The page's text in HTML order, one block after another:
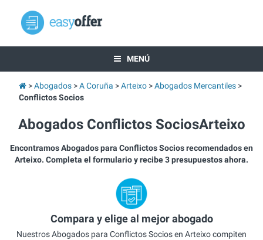
MENÚ
Abogados A Coruña Arteixo
Abogados Mercantiles
Conflictos Socios
Abogados Conflictos SociosArteixo
Encontramos Abogados para Conflictos Socios recomendados en
Arteixo. Completa el formulario y recibe 3 presupuestos ahora.
Compara y elige al mejor abogado
Nuestros Abogados para Conflictos Socios en Arteixo compiten